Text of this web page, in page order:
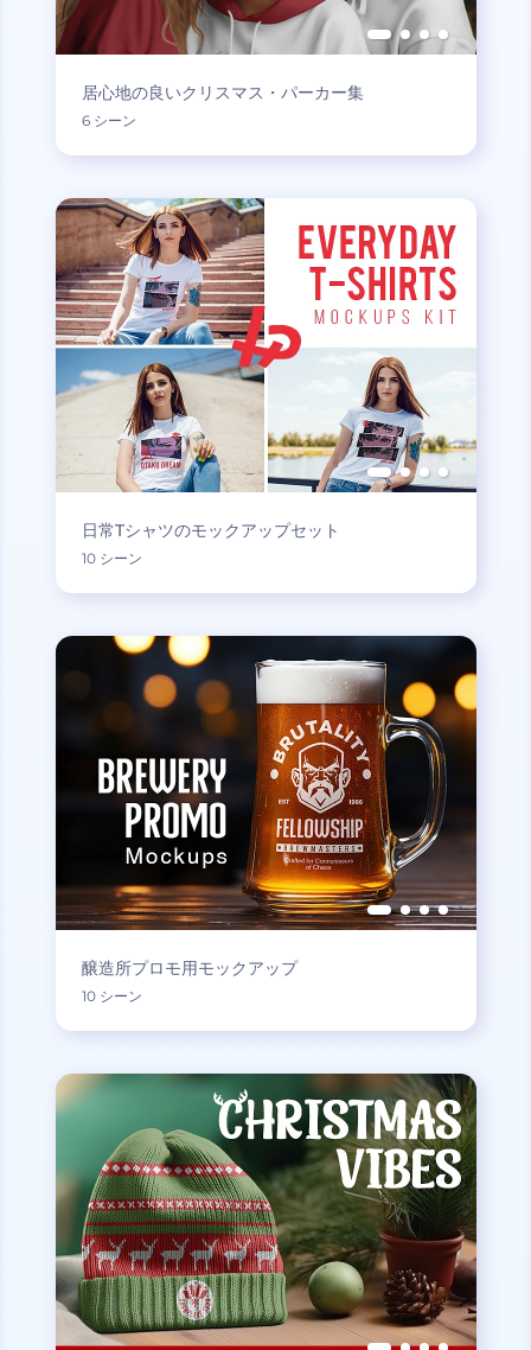
居心地の良いクリスマス・パーカー集
6 シーン
日常Tシャツのモックアップセット
10 シーン
醸造所プロモ用モックアップ
10 シーン